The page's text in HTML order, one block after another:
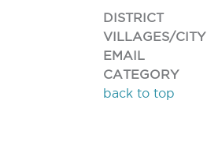
DISTRICT
VILLAGES/CITY
EMAIL
CATEGORY
back to top